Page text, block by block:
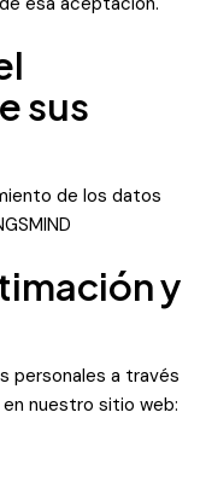
sus
de los datos
y
personales a través
nuestro sitio web: